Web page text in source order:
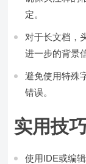
定。
对于长文档，
进一步的背景
避免使用特殊
错误。
实用技
使用IDE或编